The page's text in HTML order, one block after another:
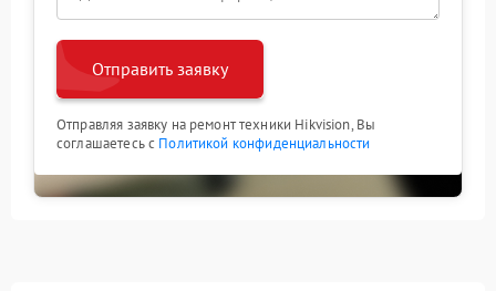
Отправить заявку
Отправляя заявку на ремонт техники Hikvision, Вы
соглашаетесь с Политикой конфиденциальности